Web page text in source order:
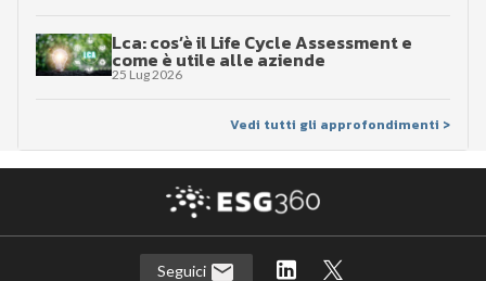
Lca: cos’è il Life Cycle Assessment e
come è utile alle aziende
25 Lug 2026
Vedi tutti gli approfondimenti >
Seguici